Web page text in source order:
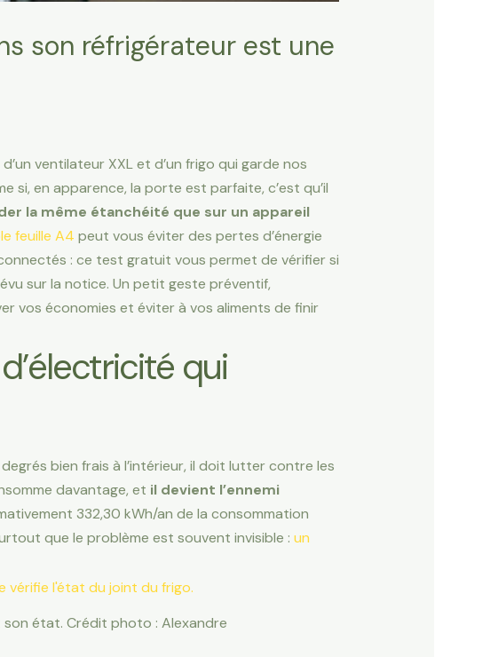
son réfrigérateur est une
ventilateur XXL et d’un frigo qui garde nos
si, en apparence, la porte est parfaite, c’est qu’il
la même étanchéité que sur un appareil
feuille A4 peut vous éviter des pertes d’énergie
: ce test gratuit vous permet de vérifier si
sur la notice. Un petit geste préventif,
vos économies et éviter à vos aliments de finir
qui
bien frais à l’intérieur, il doit lutter contre les
davantage, et il devient l’ennemi
332,30 kWh/an de la consommation
que le problème est souvent invisible : un
son état. Crédit photo : Alexandre